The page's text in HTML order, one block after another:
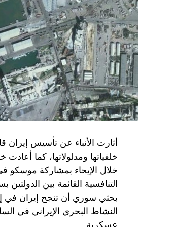
حماس تدرك أن وقف إطلاق
برنامج نتنياهو لا يريد
حماس منذ ديسمبر قدمت
أو أربع سنوات.
الجدية تقتضي أن يجري
الأمن الإسرائيلي يقول أنه
SkyNewsArabia
أثارت الأنباء عن تأسيس
خلفياتها ومدلولاتها، كما
خلال الإيحاء بمشاركة موسكو في
التنافسية القائمة بين
بحثي سوري أن تنجح إيران في
النشاط البحري الإيراني في